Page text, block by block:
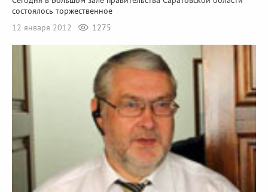
состоялось торжественное
12 января 2012
1275